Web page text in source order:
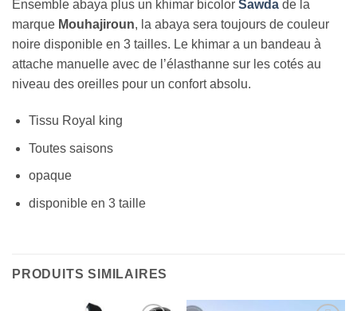
Ensemble abaya plus un khimar bicolor Sawda de la
marque Mouhajiroun, la abaya sera toujours de couleur
noire disponible en 3 tailles. Le khimar a un bandeau à
attache manuelle avec de l’élasthanne sur les cotés au
niveau des oreilles pour un confort absolu.
Tissu Royal king
Toutes saisons
opaque
disponible en 3 taille
PRODUITS SIMILAIRES